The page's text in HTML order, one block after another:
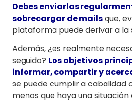
Debes enviarlas
sobrecargar de mailsque,
plataforma puede derivar a la
Además, ¿es realmente
seguido? Los objetivos
informar, compartir y
se puede cumplir a cabalidad
menos que haya una